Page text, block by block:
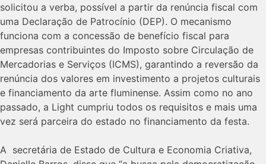
solicitou a verba, possível a partir da renúncia fiscal com
uma Declaração de Patrocínio (DEP). O mecanismo
funciona com a concessão de benefício fiscal para
empresas contribuintes do Imposto sobre Circulação de
Mercadorias e Serviços (ICMS), garantindo a reversão da
renúncia dos valores em investimento a projetos culturais
e financiamento da arte fluminense. Assim como no ano
passado, a Light cumpriu todos os requisitos e mais uma
vez será parceira do estado no financiamento da festa.
A secretária de Estado de Cultura e Economia Criativa,